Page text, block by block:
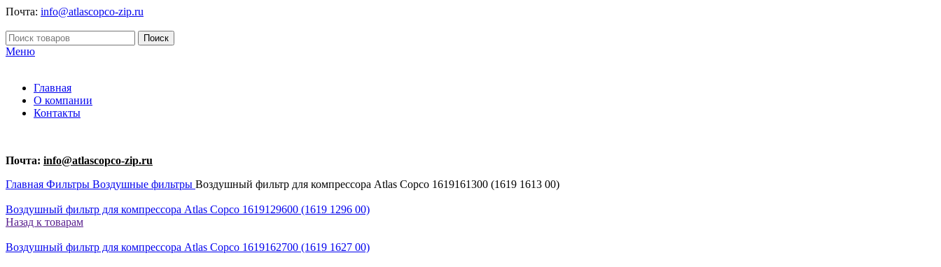
Почта: info@atlascopco-zip.ru
Поиск
Меню
Главная
О компании
Контакты
Почта: info@atlascopco-zip.ru
Главная Фильтры Воздушные фильтры Воздушный фильтр для компрессора Atlas Copco 1619161300 (1619 1613 00)
Воздушный фильтр для компрессора Atlas Copco 1619129600 (1619 1296 00)
Назад к товарам
Воздушный фильтр для компрессора Atlas Copco 1619162700 (1619 1627 00)